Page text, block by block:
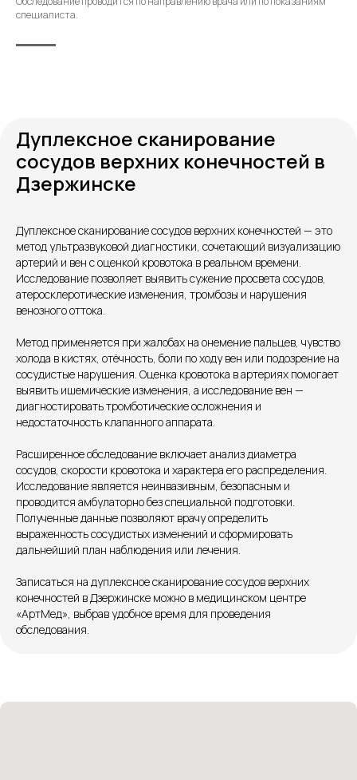
специалиста.
Дуплексное сканирование
сосудов верхних конечностей в
Дзержинске
Дуплексное сканирование сосудов верхних конечностей — это
метод ультразвуковой диагностики, сочетающий визуализацию
артерий и вен с оценкой кровотока в реальном времени.
Исследование позволяет выявить сужение просвета сосудов,
атеросклеротические изменения, тромбозы и нарушения
венозного оттока.
Метод применяется при жалобах на онемение пальцев, чувство
холода в кистях, отёчность, боли по ходу вен или подозрение на
сосудистые нарушения. Оценка кровотока в артериях помогает
выявить ишемические изменения, а исследование вен —
диагностировать тромботические осложнения и
недостаточность клапанного аппарата.
Расширенное обследование включает анализ диаметра
сосудов, скорости кровотока и характера его распределения.
Исследование является неинвазивным, безопасным и
проводится амбулаторно без специальной подготовки.
Полученные данные позволяют врачу определить
выраженность сосудистых изменений и сформировать
дальнейший план наблюдения или лечения.
Записаться на дуплексное сканирование сосудов верхних
конечностей в Дзержинске можно в медицинском центре
«АртМед», выбрав удобное время для проведения
обследования.
Контакты
Пн.-пт. — с 08:00 до 20:00
Сб. — с 08:00 до 18:00
Вс. — с 08:00 до 15:00
+7 8313 248 248
Единый номер
Петрищева д.35.пом.3
Патоличева 21Д,П.1
На ремонте
Соглашение сookie
Розыгрыши и актуальные новости
Подписывайся